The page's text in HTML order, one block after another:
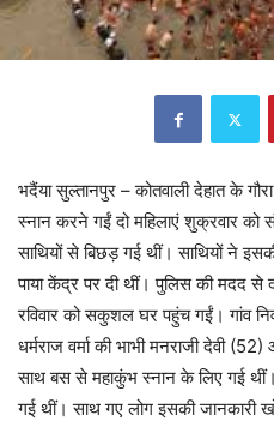
भदैंया सुल्तानपुर – कोतवाली देहात के
स्नान करने गईं दो महिलाएं शुक्रवार
साथियों से बिछड़ गई थीं। साथियों ने
पाया केंद्र पर दी थीं। पुलिस की मदद से
रविवार को सकुशल घर पहुंच गईं। गांव
धर्मराज वर्मा की भाभी मनराजी देवी
साथ बस से महाकुंभ स्नान के लिए गई थीं।
गई थीं। साथ गए लोग इसकी जानकारी